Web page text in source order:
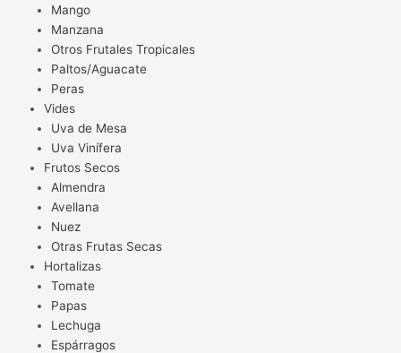
Mango
Manzana
Otros Frutales Tropicales
Paltos/Aguacate
Peras
Vides
Uva de Mesa
Uva Vinífera
Frutos Secos
Almendra
Avellana
Nuez
Otras Frutas Secas
Hortalizas
Tomate
Papas
Lechuga
Espárragos